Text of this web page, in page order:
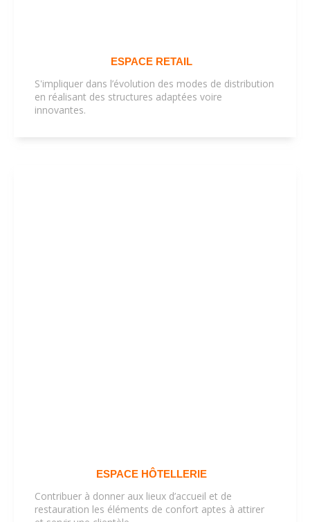
ESPACE RETAIL
S'impliquer dans l’évolution des modes de distribution
en réalisant des structures adaptées voire
innovantes.
ESPACE HÔTELLERIE
Contribuer à donner aux lieux d’accueil et de
restauration les éléments de confort aptes à attirer